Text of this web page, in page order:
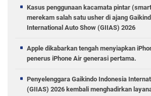
Kasus penggunaan kacamata pintar
merekam salah satu usher di ajang
International Auto Show (GIIAS) 2026
Apple dikabarkan tengah menyiapkan
penerus iPhone Air generasi pertama.
Penyelenggara Gaikindo Indonesia
(GIIAS) 2026 kembali menghadirkan